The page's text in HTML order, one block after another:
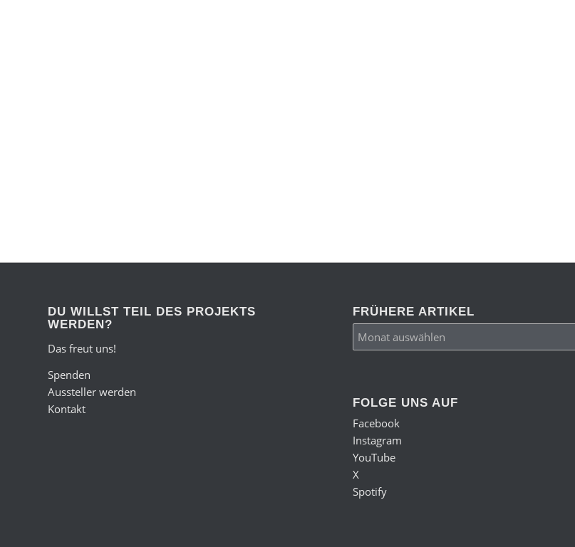
DU WILLST TEIL DES PROJEKTS
WERDEN?
Das freut uns!
Spenden
Aussteller werden
Kontakt
FRÜHERE ARTIKEL
FOLGE UNS AUF
Facebook
Instagram
YouTube
X
Spotify